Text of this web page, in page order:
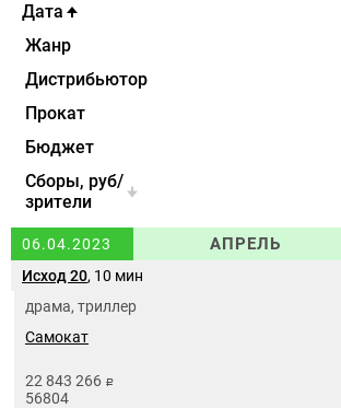
Дата
Жанр
Дистрибьютор
Прокат
Бюджет
Cборы, руб/
зрители
06.04.2023 АПРЕЛЬ
Исход 20, 10 мин
драма, триллер
Самокат
22 843 266 руб.
56804